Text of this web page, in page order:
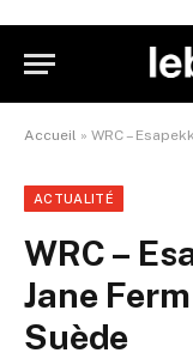
Accueil » WRC –
ACTUALITÉ
WRC –
Jane
Suède